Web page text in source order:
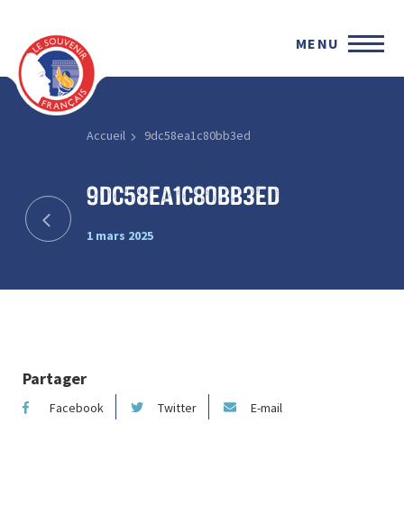
MENU
Accueil 9dc58ea1c80bb3ed
9dc58ea1c80bb3ed
1 mars 2025
Partager
Facebook Twitter E-mail